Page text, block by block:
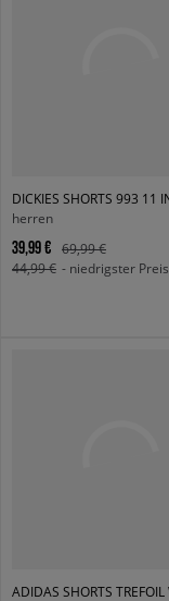
herren
39,99 €
69,99 €
44,99 € - niedrigster Preis